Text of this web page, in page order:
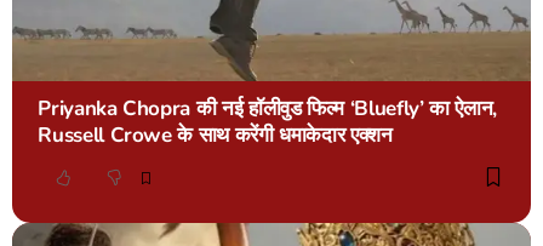
Priyanka Chopra की नई हॉलीवुड फिल्म ‘Bluefly’ का ऐलान,
Russell Crowe के साथ करेंगी धमाकेदार एक्शन